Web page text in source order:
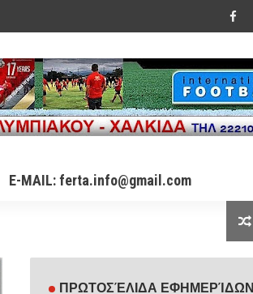
E-MAIL: ferta.info@gmail.com
ΠΡΩΤΟΣΈΛΙΔΑ ΕΦΗΜΕΡΊΔΩΝ